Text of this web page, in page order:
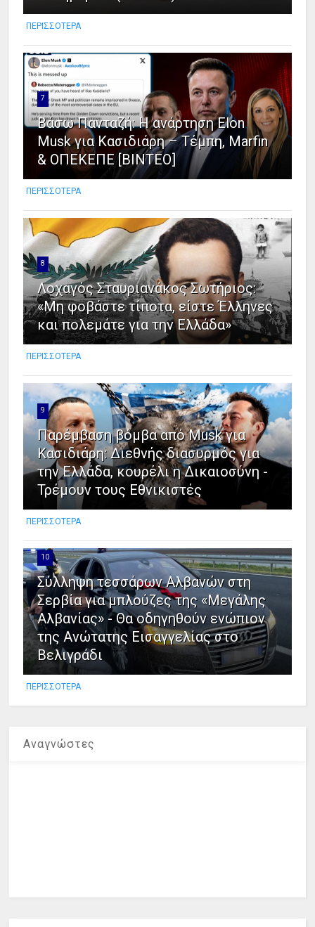
ΠΕΡΙΣΣΟΤΕΡΑ
7
Βάσω Πανταζή: Η ανάρτηση Elon
Musk για Κασιδιάρη – Τέμπη, Marfin
& ΟΠΕΚΕΠΕ [ΒΙΝΤΕΟ]
ΠΕΡΙΣΣΟΤΕΡΑ
8
Λοχαγός Σταυριανάκος Σωτήριος:
«Μη φοβάστε τίποτα, είστε Έλληνες
και πολεμάτε για την Ελλάδα»
ΠΕΡΙΣΣΟΤΕΡΑ
9
Παρέμβαση βόμβα από Musk για
Κασιδιάρη: Διεθνής διασυρμός για
την Ελλάδα, κουρέλι η Δικαιοσύνη -
Τρέμουν τους Εθνικιστές
ΠΕΡΙΣΣΟΤΕΡΑ
10
Σύλληψη τεσσάρων Αλβανών στη
Σερβία για μπλούζες της «Μεγάλης
Αλβανίας» - Θα οδηγηθούν ενώπιον
της Ανώτατης Εισαγγελίας στο
Βελιγράδι
ΠΕΡΙΣΣΟΤΕΡΑ
Αναγνώστες